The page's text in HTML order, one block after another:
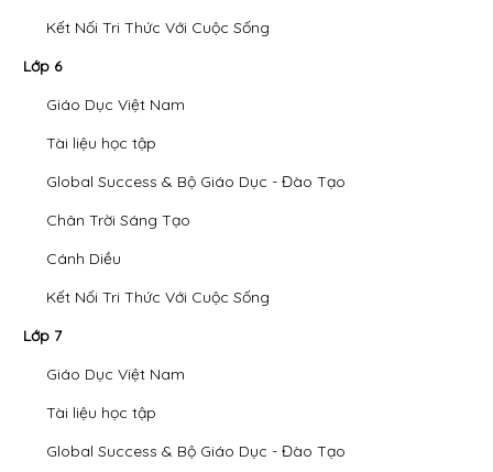
Kết Nối Tri Thức Với Cuộc Sống
Lớp 6
Giáo Dục Việt Nam
Tài liệu học tập
Global Success & Bộ Giáo Dục - Đào Tạo
Chân Trời Sáng Tạo
Cánh Diều
Kết Nối Tri Thức Với Cuộc Sống
Lớp 7
Giáo Dục Việt Nam
Tài liệu học tập
Global Success & Bộ Giáo Dục - Đào Tạo